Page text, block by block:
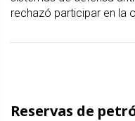
rechazó participar en la
Reservas de